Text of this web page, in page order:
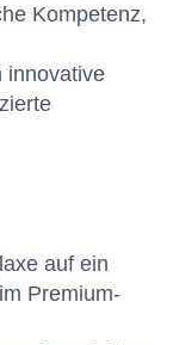
Kompetenz,
innovative
auf ein
Premium-